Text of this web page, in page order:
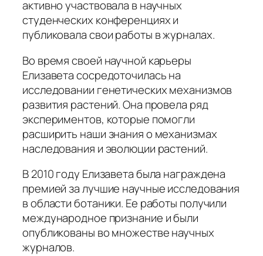
активно участвовала в научных
студенческих конференциях и
публиковала свои работы в журналах.
Во время своей научной карьеры
Елизавета сосредоточилась на
исследовании генетических механизмов
развития растений. Она провела ряд
экспериментов, которые помогли
расширить наши знания о механизмах
наследования и эволюции растений.
В 2010 году Елизавета была награждена
премией за лучшие научные исследования
в области ботаники. Ее работы получили
международное признание и были
опубликованы во множестве научных
журналов.